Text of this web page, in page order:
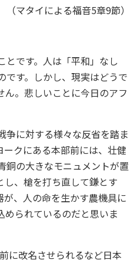
（マタイによる福音5章9節）
とです。人は「平和」なし
です。しかし、現実はどうで
ん。悲しいことに今日のアフ
争に対する様々な反省を踏ま
クにある本部前には、壮健
銅の大きなモニュメントが置
、槍を打ち直して鎌とす
、人の命を生かす農機具に
られているのだと思いま
に改名させられるなど日本